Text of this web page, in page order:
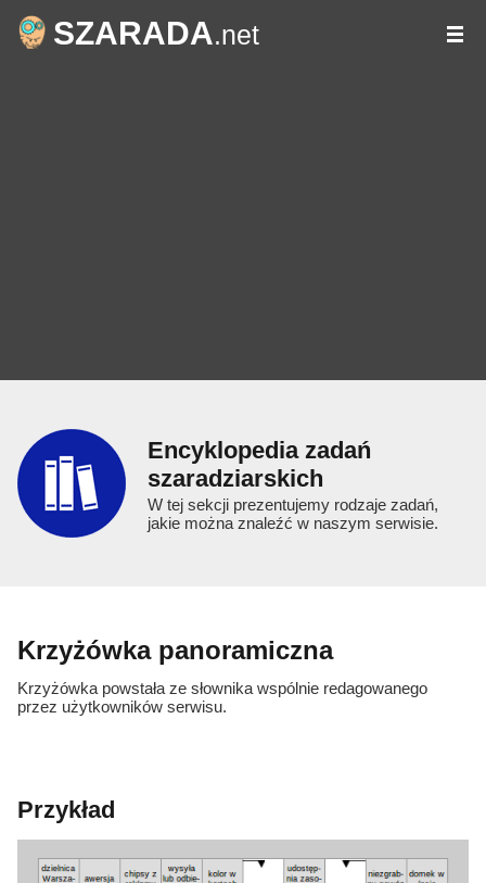
SZARADA.net
Encyklopedia zadań
szaradziarskich
W tej sekcji prezentujemy rodzaje zadań,
jakie można znaleźć w naszym serwisie.
Krzyżówka panoramiczna
Krzyżówka powstała ze słownika wspólnie redagowanego
przez użytkowników serwisu.
Przykład